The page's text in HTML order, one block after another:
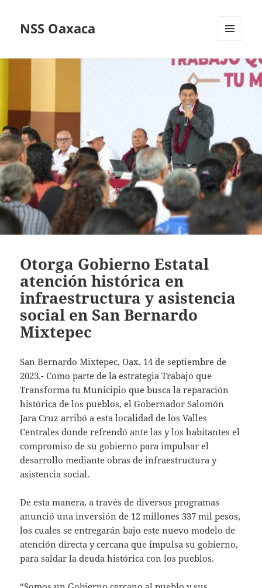
NSS Oaxaca
WIDGETS
Otorga Gobierno Estatal
atención histórica en
infraestructura y asistencia
social en San Bernardo
Mixtepec
San Bernardo Mixtepec, Oax. 14 de septiembre de
2023.- Como parte de la estrategia Trabajo que
Transforma tu Municipio que busca la reparación
histórica de los pueblos, el Gobernador Salomón
Jara Cruz arribó a esta localidad de los Valles
Centrales donde refrendó ante las y los habitantes el
compromiso de su gobierno para impulsar el
desarrollo mediante obras de infraestructura y
asistencia social.
De esta manera, a través de diversos programas
anunció una inversión de 12 millones 337 mil pesos,
los cuales se entregarán bajo este nuevo modelo de
atención directa y cercana que impulsa su gobierno,
para saldar la deuda histórica con los pueblos.